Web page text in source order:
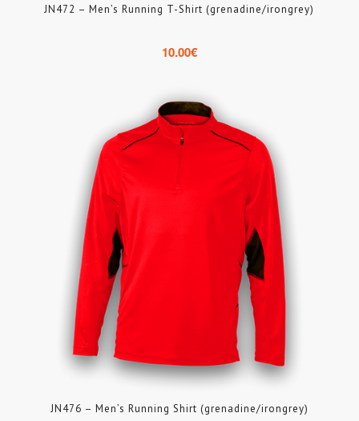
JN472 – Men’s Running T-Shirt (grenadine/irongrey)
10.00€
JN476 – Men’s Running Shirt (grenadine/irongrey)